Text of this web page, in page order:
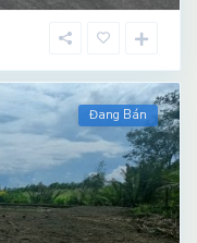
Đang Bán